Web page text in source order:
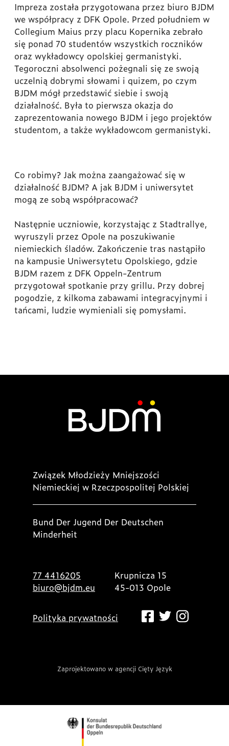
Impreza została przygotowana przez biuro BJDM
we współpracy z DFK Opole. Przed południem w
Collegium Maius przy placu Kopernika zebrało
się ponad 70 studentów wszystkich roczników
oraz wykładowcy opolskiej germanistyki.
Tegoroczni absolwenci pożegnali się ze swoją
uczelnią dobrymi słowami i quizem, po czym
BJDM mógł przedstawić siebie i swoją
działalność. Była to pierwsza okazja do
zaprezentowania nowego BJDM i jego projektów
studentom, a także wykładowcom germanistyki.
Co robimy? Jak można zaangażować się w
działalność BJDM? A jak BJDM i uniwersytet
mogą ze sobą współpracować?
Następnie uczniowie, korzystając z Stadtrallye,
wyruszyli przez Opole na poszukiwanie
niemieckich śladów. Zakończenie tras nastąpiło
na kampusie Uniwersytetu Opolskiego, gdzie
BJDM razem z DFK Oppeln-Zentrum
przygotował spotkanie przy grillu. Przy dobrej
pogodzie, z kilkoma zabawami integracyjnymi i
tańcami, ludzie wymieniali się pomysłami.
Związek Młodzieży Mniejszości
Niemieckiej w Rzeczpospolitej Polskiej
Bund Der Jugend Der Deutschen
Minderheit
77 4416205
biuro@bjdm.eu
Krupnicza 15
45-013 Opole
Polityka prywatności
Zaprojektowano w agencji Cięty Język